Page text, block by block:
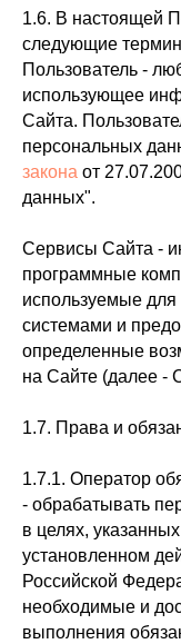
1.6. В настоящей
следующие
Пользователь -
использующее
Сайта.
персональных
закона от
данных".
Сервисы Сайта -
программные
используемые
системами и
определенные
на Сайте (далее -
1.7. Права и
1.7.1. Оператор
- обрабатывать
в целях,
установленном
Российской
необходимые и
выполнения